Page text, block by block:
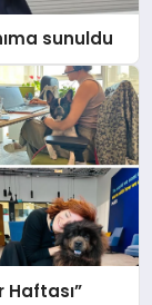
sunuldu
Haftası”